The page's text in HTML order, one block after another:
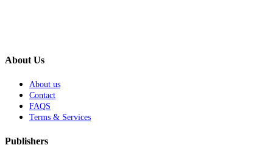
About Us
About us
Contact
FAQS
Terms & Services
Publishers